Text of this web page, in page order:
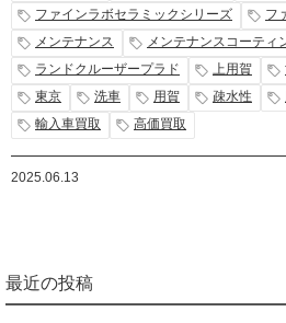
ファインラボセラミックシリーズ
フ
メンテナンス
メンテナンスコーティ
ランドクルーザープラド
上用賀
東京
洗車 用賀 疎水性
輸入車買取
高価買取
2025.06.13
最近の投稿